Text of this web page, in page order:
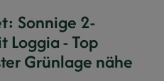
Sonnige 2-
Loggia - Top
Grünlage nähe